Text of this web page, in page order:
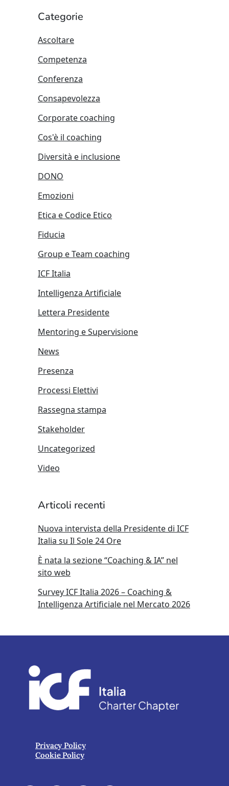
Categorie
Ascoltare
Competenza
Conferenza
Consapevolezza
Corporate coaching
Cos'è il coaching
Diversità e inclusione
DONO
Emozioni
Etica e Codice Etico
Fiducia
Group e Team coaching
ICF Italia
Intelligenza Artificiale
Lettera Presidente
Mentoring e Supervisione
News
Presenza
Processi Elettivi
Rassegna stampa
Stakeholder
Uncategorized
Video
Articoli recenti
Nuova intervista della Presidente di ICF
Italia su Il Sole 24 Ore
È nata la sezione “Coaching & IA” nel
sito web
Survey ICF Italia 2026 – Coaching &
Intelligenza Artificiale nel Mercato 2026
Privacy Policy
Cookie Policy